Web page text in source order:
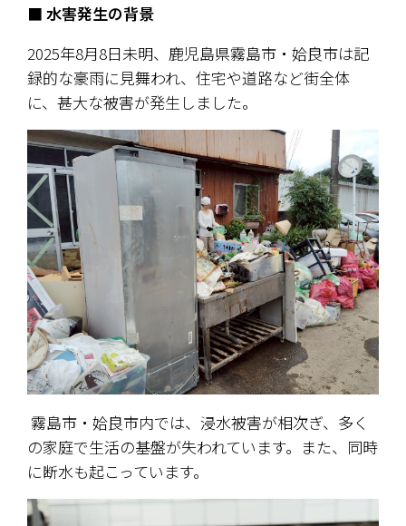
■ 水害発生の背景
2025年8月8日未明、鹿児島県霧島市・姶良市は記
録的な豪雨に見舞われ、住宅や道路など街全体
に、甚大な被害が発生しました。
の家庭で生活の基盤が失われています。また、同時
に断水も起こっています。